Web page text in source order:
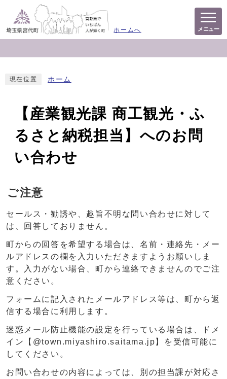
ホームへ メニュー
現在位置 ホーム
【産業観光課 商工観光・ふ
るさと納税担当】へのお問
い合わせ
ご注意
セールス・勧誘や、趣旨不明な問い合わせに対して
は、回答しておりません。
町からの回答を希望する場合は、名前・連絡先・メー
ルアドレスの欄を入力いただきますようお願いしま
す。入力がない場合、町から連絡できませんのでご注
意ください。
フォームに記入されたメールアドレス等は、町から返
信する場合に利用します。
迷惑メール防止機能の設定を行っている場合は、ドメ
イン【@town.miyashiro.saitama.jp】を受信可能に
してください。
お問い合わせの内容によっては、別の担当課が対応さ